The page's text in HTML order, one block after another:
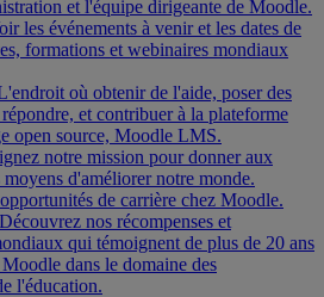
et l'équipe dirigeante de Moodle.
les événements à venir et les dates de
formations et webinaires mondiaux
où obtenir de l'aide, poser des
et contribuer à la plateforme
open source, Moodle LMS.
notre mission pour donner aux
moyens d'améliorer notre monde.
de carrière chez Moodle.
Découvrez nos récompenses et
qui témoignent de plus de 20 ans
dans le domaine des
l'éducation.